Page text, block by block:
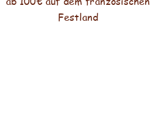
Festland